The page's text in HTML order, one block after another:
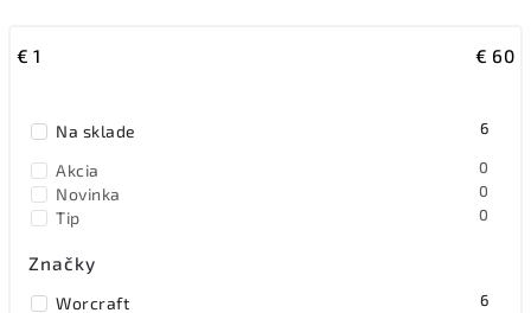
€ 1 € 60
Na sklade 6
Akcia 0
Novinka 0
Tip 0
Značky
Worcraft 6